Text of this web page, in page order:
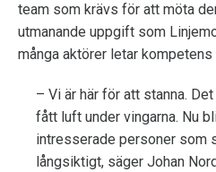
team som krävs för att möta
utmanande uppgift som
många aktörer letar kompetens
– Vi är här för att stanna.
fått luft under vingarna. Nu
intresserade personer som
långsiktigt, säger Johan